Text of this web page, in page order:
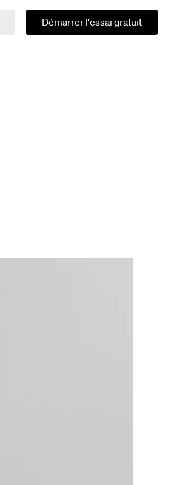
Démarrer l'essai gratuit